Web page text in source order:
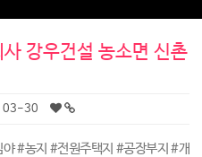
강우건설 농소면 신촌
03-30
#농지 #전원주택지 #공장부지 #개